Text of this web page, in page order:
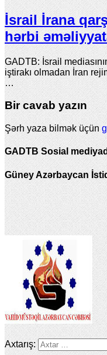
İsrail İrana
hərbi
GADTB: İsrail
iştirakı olmadan İran
…
Bir cavab yazın
Şərh yaza bilmək üçün
GADTB Sosial
Güney Azərbaycan
Axtarış: